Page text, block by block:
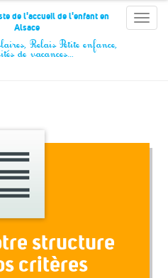
Toggle
de l'accueil de l'enfant en
Alsace
Relais Petite enfance,
de vacances…
structure
critères